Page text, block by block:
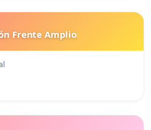
Frente Amplio